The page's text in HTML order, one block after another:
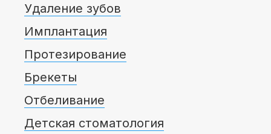
Удаление зубов
Имплантация
Протезирование
Брекеты
Отбеливание
Детская стоматология